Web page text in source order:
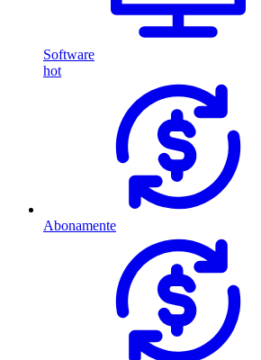
Software
hot
Abonamente